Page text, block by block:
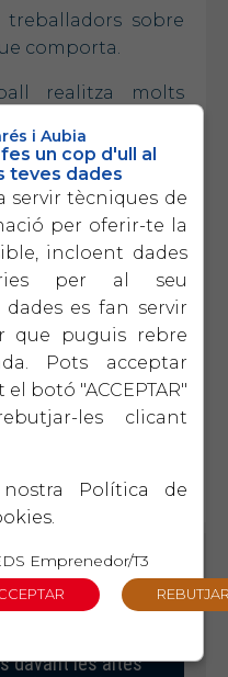
treballadors sobre
comporta.
realitza molts
per accedir-hi
oferim aquest
alarmistes de
nos si voleu
o voleu més
com sempre a
davant les altes
i Aubia
un cop d'ull al
teves dades
servir tècniques de
per oferir-te la
incloent dades
per al seu
es fan servir
que puguis rebre
Pots acceptar
botó "ACCEPTAR"
les clicant
Política de
.
Emprenedor/T3